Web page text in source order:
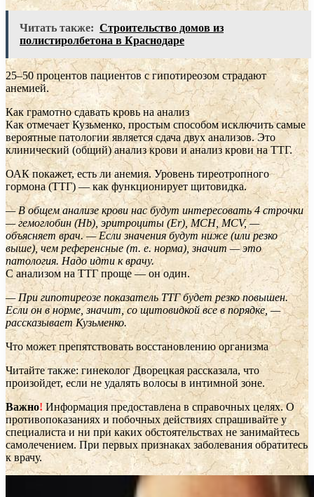
Читать также: Строительство домов из
полистиролбетона в Краснодаре
25–50 процентов пациентов с гипотиреозом страдают
анемией.
Как грамотно сдавать кровь на анализ
Как отмечает Кузьменко, простым способом исключить самые
вероятные патологии является сдача двух анализов. Это
клинический (общий) анализ крови и анализ крови на ТТГ.
ОАК покажет, есть ли анемия. Уровень тиреотропного
гормона (ТТГ) — как функционирует щитовидка.
— В общем анализе крови нас будут интересовать 4 строчки
— гемоглобин (Hb), эритроциты (Er), MCH, MCV, —
объясняет врач. — Если значения будут ниже (или резко
выше), чем референсные (т. е. норма), значит — это
патология. Надо идти к врачу.
С анализом на ТТГ проще — он один.
— При гипотиреозе показатель ТТГ будет резко повышен.
Если он в норме, значит, со щитовидкой все в порядке, —
рассказывает Кузьменко.
Что может препятствовать восстановлению организма
Читайте также: гинеколог Дворецкая рассказала, что
произойдет, если не удалять волосы в интимной зоне.
Важно! Информация предоставлена в справочных целях. О
противопоказаниях и побочных действиях спрашивайте у
специалиста и ни при каких обстоятельствах не занимайтесь
самолечением. При первых признаках заболевания обратитесь
к врачу.